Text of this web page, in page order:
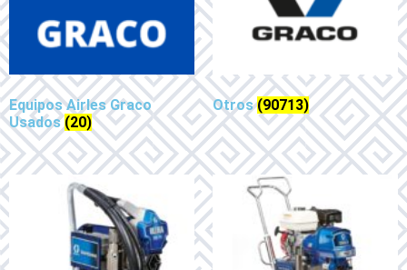
Equipos Airles Graco
Usados(20)
Otros(90713)